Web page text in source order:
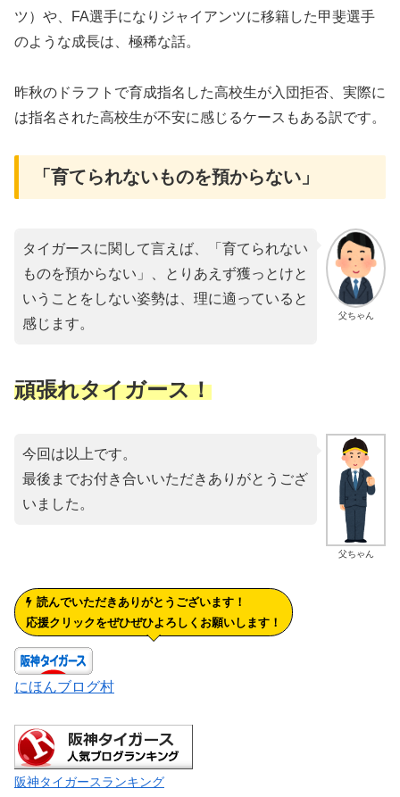
ツ）や、FA選手になりジャイアンツに移籍した甲斐選手
のような成長は、極稀な話。
昨秋のドラフトで育成指名した高校生が入団拒否、実際に
は指名された高校生が不安に感じるケースもある訳です。
「育てられないものを預からない」
父ちゃん
タイガースに関して言えば、「育てられない
ものを預からない」、とりあえず獲っとけと
いうことをしない姿勢は、理に適っていると
感じます。
頑張れタイガース！
父ちゃん
今回は以上です。
最後までお付き合いいただきありがとうござ
いました。
読んでいただきありがとうございます！
応援クリックをぜひぜひよろしくお願いします！
にほんブログ村
阪神タイガースランキング